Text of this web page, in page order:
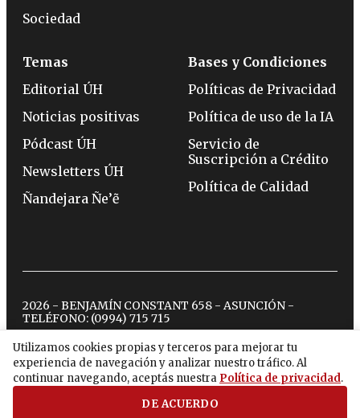
Utilizamos cookies propias y terceros para mejorar tu
experiencia de navegación y analizar nuestro tráfico. Al
continuar navegando, aceptás nuestra Política de privacidad.
DE ACUERDO
Sociedad
Temas
Editorial ÚH
Noticias positivas
Pódcast ÚH
Newsletters ÚH
Ñandejara Ñe’ẽ
Bases y Condiciones
Políticas de Privacidad
Política de uso de la IA
Servicio de
Suscripción a Crédito
Política de Calidad
2026 - BENJAMÍN CONSTANT 658 - ASUNCIÓN -
TELÉFONO: (0994) 715 715
twitterinstagram
facebook
tiktokyoutubespotify